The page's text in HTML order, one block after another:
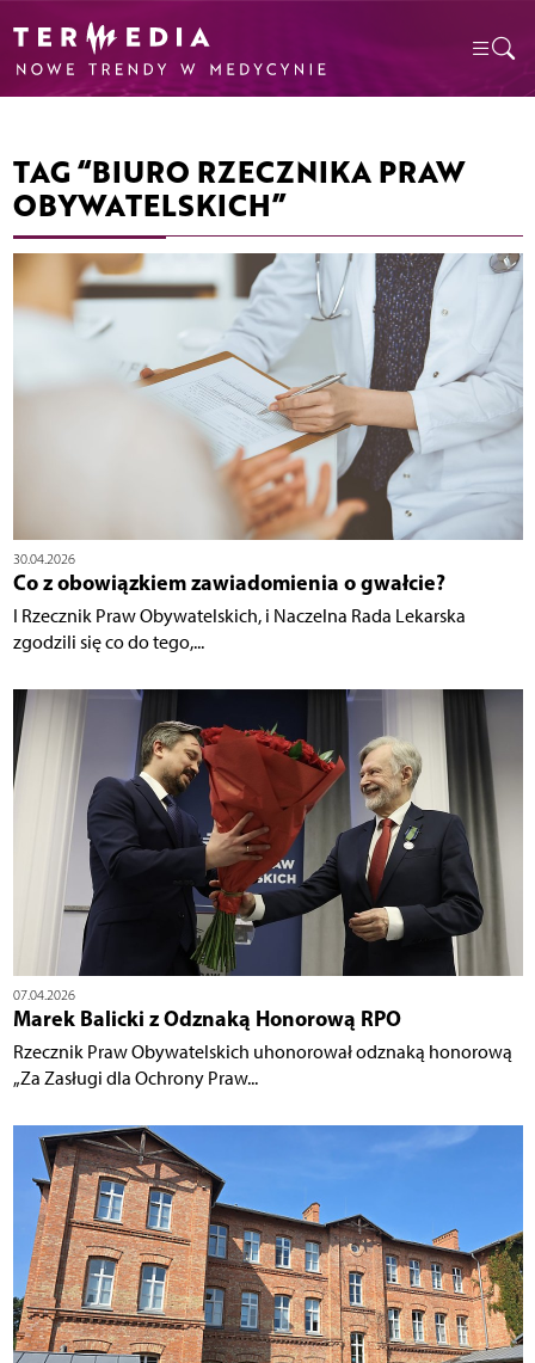
TAG “BIURO RZECZNIKA PRAW
OBYWATELSKICH”
30.04.2026
Co z obowiązkiem zawiadomienia o gwałcie?
I Rzecznik Praw Obywatelskich, i Naczelna Rada Lekarska
zgodzili się co do tego,...
07.04.2026
Marek Balicki z Odznaką Honorową RPO
Rzecznik Praw Obywatelskich uhonorował odznaką honorową
„Za Zasługi dla Ochrony Praw...